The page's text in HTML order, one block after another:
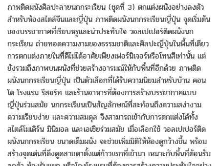
ภาพติดผนังศิลปะลายนกกระเรียน (ชุดที่ 3) ตกแต่งผนังอย่างลงตัว
สำหรับห้องสไตล์จีนและญี่ปุ่น ภาพติดผนังนกกระเรียนญี่ปุ่น จุดเริ่มต้น
ของบรรยากาศที่เรียบหรูและน่าประทับใจ วอลเปเปอร์ติดผนังนก
กระเรียน ถ่ายทอดความงามของธรรมชาติและศิลปะญี่ปุ่นในพื้นที่เดียว
การตกแต่งภายในที่ดีไม่ได้อาศัยเพียงเฟอร์นิเจอร์หรือโทนสีเท่านั้น แต่
ยังรวมถึงภาพบนผนังที่ช่วยสร้างอารมณ์ให้กับพื้นที่อีกด้วย ภาพติด
ผนังนกกระเรียนญี่ปุ่น เป็นตัวเลือกที่ได้รับความนิยมสำหรับบ้าน คอน
โด โรงแรม รีสอร์ท และร้านอาหารที่ต้องการสร้างบรรยากาศแบบ
ญี่ปุ่นร่วมสมัย นกกระเรียนเป็นสัญลักษณ์ที่สะท้อนถึงความสง่างาม
ความเรียบง่าย และความสมดุล จึงสามารถเข้ากับการตกแต่งได้ทั้ง
สไตล์โมเดิร์น มินิมอล และเอเชียร่วมสมัย เมื่อเลือกใช้ วอลเปเปอร์ติด
ผนังนกกระเรียน ขนาดเต็มผนัง จะช่วยเพิ่มมิติให้ห้องดูกว้างขึ้น พร้อม
สร้างจุดเด่นที่ดึงดูดสายตาตั้งแต่ก้าวแรกที่เข้ามา เหมาะกับพื้นที่ต้อนรับ